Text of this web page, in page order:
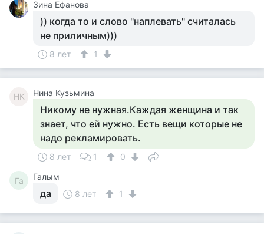
Зина Ефанова
)) когда то и слово "наплевать" считалась
не приличным)))
8 лет 1
НК Нина Кузьмина
Никому не нужная.Каждая женщина и так
знает, что ей нужно. Есть вещи которые не
надо рекламировать.
8 лет 1 0
Га Галым
да 8 лет 1